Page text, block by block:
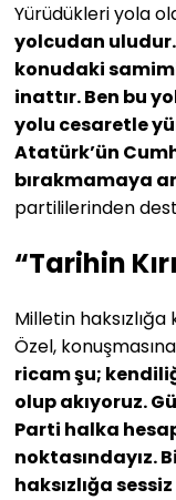
Yürüdükleri yola
yolcudan
konudaki
inattır. Ben bu
yolu cesaretle
Atatürk’ün
bırakmamaya
partililerinden
“Tarihin
Milletin haksızlığa
Özel,
ricam şu;
olup akıyoruz.
Parti halka
noktasındayız.
haksızlığa